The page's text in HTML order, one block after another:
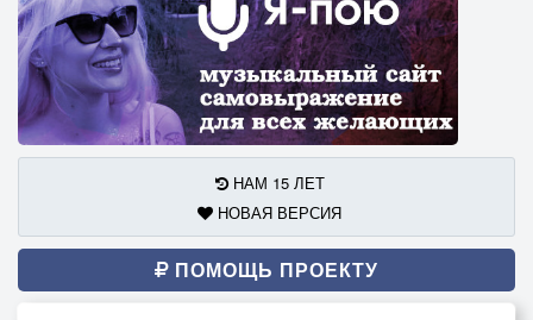
НАМ 15 ЛЕТ
НОВАЯ ВЕРСИЯ
ПОМОЩЬ ПРОЕКТУ